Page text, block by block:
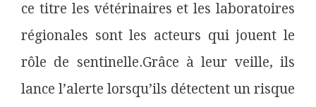
ce titre les vétérinaires et les laboratoires
régionales sont les acteurs qui jouent le
rôle de sentinelle.Grâce à leur veille, ils
lance l’alerte lorsqu’ils détectent un risque